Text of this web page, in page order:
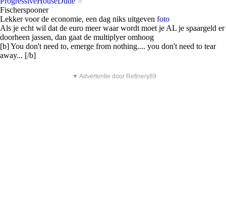
Fischerspooner
Lekker voor de economie, een dag niks uitgeven foto
Als je echt wil dat de euro meer waar wordt moet je AL je spaargeld er
doorheen jassen, dan gaat de multiplyer omhoog
[b] You don't need to, emerge from nothing.... you don't need to tear
away... [/b]
▼ Advertentie door Refinery89